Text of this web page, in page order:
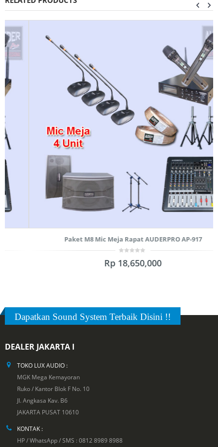
Paket M8 Mic Meja Rapat AUDERPRO AP-917
18,650,000
Dapatkan Sound System Terbaik Disini !!
DEALER JAKARTA I
TOKO LUX AUDIO :
MGK Mega Kemayoran
Ruko / Kantor Blok F No. 10
Jl. Angkasa Kav. B6
JAKARTA PUSAT 10610
KONTAK :
HP / WhatsApp / SMS : 0812 8989 8988